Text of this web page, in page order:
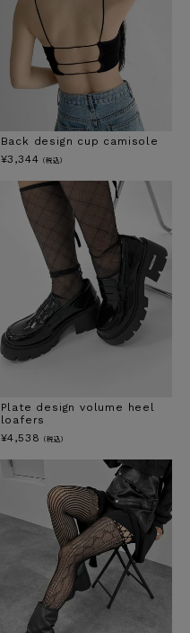
Back design cup camisole
¥3,344 （税込）
Plate design volume heel
loafers
¥4,538 （税込）